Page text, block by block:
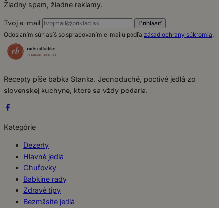
Žiadny spam, žiadne reklamy.
Tvoj e-mail
Prihlásiť
Odoslaním súhlasíš so spracovaním e-mailu podľa zásad ochrany súkromia.
Recepty píše babka Stanka. Jednoduché, poctivé jedlá zo
slovenskej kuchyne, ktoré sa vždy podaria.
Kategórie
Dezerty
Hlavné jedlá
Chuťovky
Babkine rady
Zdravé tipy
Bezmäsité jedlá